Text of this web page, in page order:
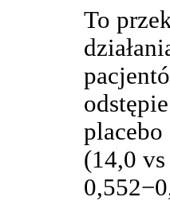
To
placebo
(14,0